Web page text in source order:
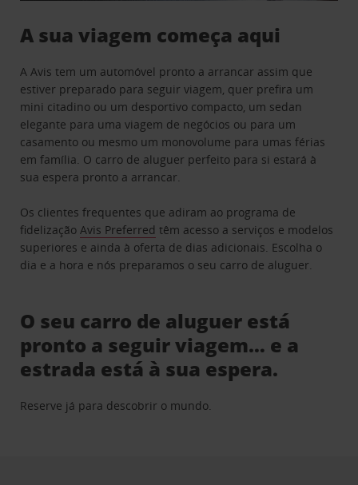
A sua viagem começa aqui
A Avis tem um automóvel pronto a arrancar assim que
estiver preparado para seguir viagem, quer prefira um
mini citadino ou um desportivo compacto, um sedan
elegante para uma viagem de negócios ou para um
casamento ou mesmo um monovolume para umas férias
em família. O carro de aluguer perfeito para si estará à
sua espera pronto a arrancar.
Os clientes frequentes que adiram ao programa de
fidelizaçãoAvis Preferred têm acesso a serviços e modelos
superiores e ainda à oferta de dias adicionais. Escolha o
dia e a hora e nós preparamos o seu carro de aluguer.
O seu carro de aluguer está
pronto a seguir viagem… e a
estrada está à sua espera.
Reserve já para descobrir o mundo.